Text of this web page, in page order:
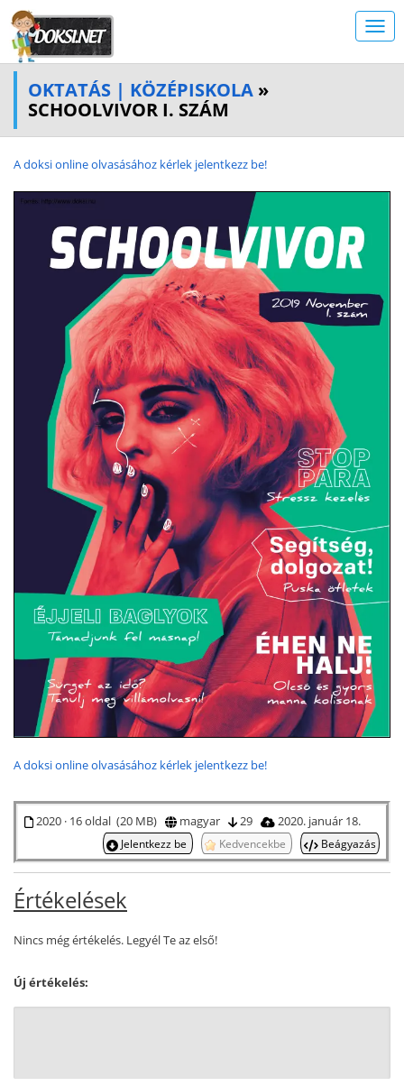
OKTATÁS | KÖZÉPISKOLA »
SCHOOLVIVOR I. SZÁM
A doksi online olvasásához kérlek jelentkezz be!
A doksi online olvasásához kérlek jelentkezz be!
2020 · 16 oldal (20 MB) magyar 29 2020. január 18.
Jelentkezz be Kedvencekbe Beágyazás
Értékelések
Nincs még értékelés. Legyél Te az első!
Új értékelés: